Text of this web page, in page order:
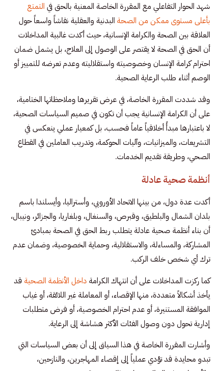
شهد الحوار التفاعلي مع المقررة الخاصة المعنية بالحق في التمتع
بأعلى مستوى ممكن من الصحة البدنية والعقلية نقاشاً واسعاً حول
العلاقة بين الصحة والكرامة الإنسانية، حيث أكدت غالبية المداخلات
أن الحق في الصحة لا يقتصر على الوصول إلى العلاج، بل يشمل ضمان
احترام كرامة الإنسان وخصوصيته واستقلاليته وعدم تعرضه للتمييز أو
الوصم أثناء طلب الرعاية الصحية.
وقد شددت المقررة الخاصة، في عرض تقريرها وملاحظاتها الختامية،
على أن الكرامة الإنسانية يجب أن تكون في صميم السياسات الصحية،
لا باعتبارها مبدأً أخلاقياً عاماً فحسب، بل كمعيار عملي ينعكس في
التشريعات، والميزانيات، وآليات الحوكمة، وتدريب العاملين في القطاع
الصحي، وطريقة تقديم الخدمات.
أنظمة صحية عادلة
أكدت عدة دول، من بينها الاتحاد الأوروبي، وأستراليا، وأيسلندا باسم
بلدان الشمال والبلطيق، وقبرص، والسنغال، وبلغاريا، والجزائر، ونيبال،
أن بناء أنظمة صحية عادلة يتطلب ربط الحق في الصحة بمبادئ
المشاركة، والمساءلة، والاستقلالية، وحماية الخصوصية، وضمان عدم
ترك أي شخص خلف الركب.
كما ركزت المداخلات على أن انتهاك الكرامة داخل الأنظمة الصحية قد
يأخذ أشكالاً متعددة، منها الإقصاء، أو المعاملة غير اللائقة، أو غياب
الموافقة المستنيرة، أو عدم احترام الخصوصية، أو فرض متطلبات
إدارية تحول دون وصول الفئات الأكثر هشاشة إلى الرعاية.
وأشارت المقررة الخاصة في هذا السياق إلى أن بعض السياسات التي
تبدو محايدة قد تؤدي عملياً إلى إقصاء المهاجرين، والنازحين،